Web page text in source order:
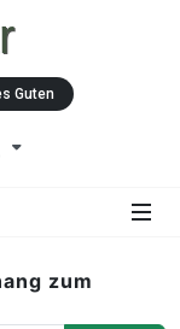
Guten
zum